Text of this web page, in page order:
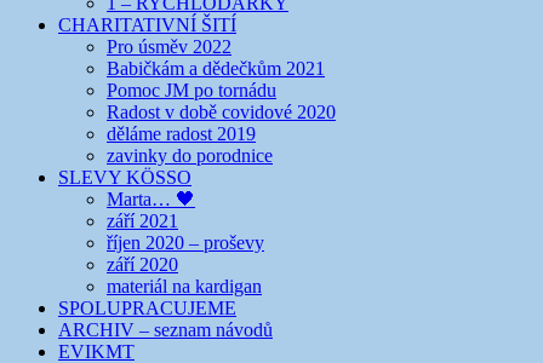
CHARITATIVNÍ ŠITÍ
Pro úsměv 2022
Babičkám a dědečkům 2021
Pomoc JM po tornádu
Radost v době covidové 2020
děláme radost 2019
zavinky do porodnice
SLEVY KÖSSO
Marta… 🖤
září 2021
říjen 2020 – proševy
září 2020
materiál na kardigan
SPOLUPRACUJEME
ARCHIV – seznam návodů
EVIKMT